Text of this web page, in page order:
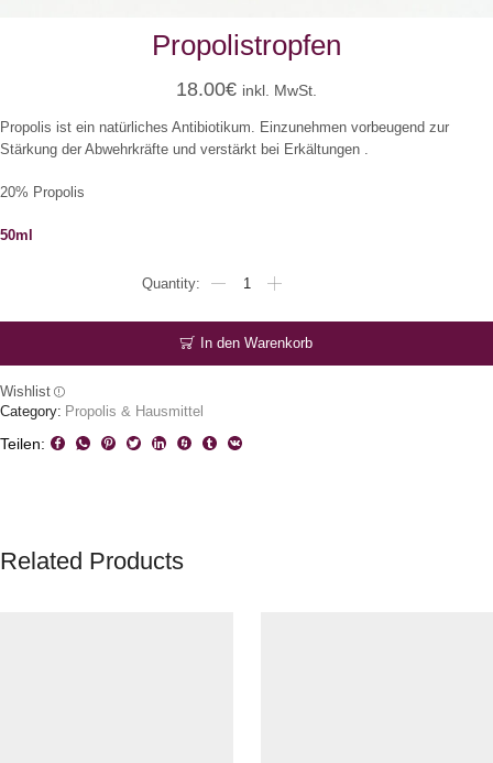
Propolistropfen
18.00€ inkl. MwSt.
Propolis ist ein natürliches Antibiotikum. Einzunehmen vorbeugend zur
Stärkung der Abwehrkräfte und verstärkt bei Erkältungen .
20% Propolis
50ml
Menge
In den Warenkorb
Wishlist
Category: Propolis & Hausmittel
Teilen:
Related Products